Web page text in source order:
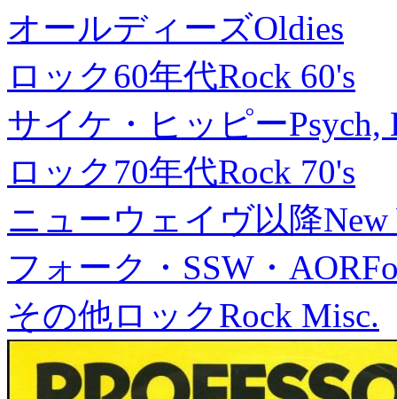
オールディーズOldies
ロック60年代Rock 60's
サイケ・ヒッピーPsych,
ロック70年代Rock 70's
ニューウェイヴ以降New
フォーク・SSW・AOR
その他ロックRock Misc.